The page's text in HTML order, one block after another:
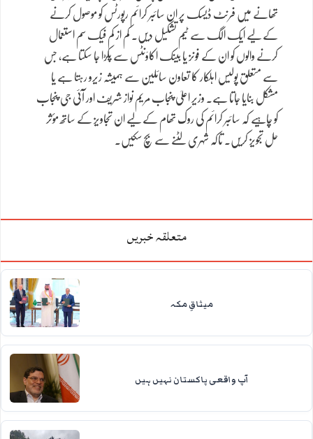
تھانے میں فرنٹ ڈیسک پر ان سائبر کرائم رپورٹس کو موصول کرنے
کے لیے ایک الگ سے ٹیم تشکیل دیں۔ کم از کم فیک سم استعمال
کرنے والوں کو ان کے فونز یا بینک اکاؤنٹس سے پکڑا جا سکتا ہے، جس
سے متعلق پولیس اہلکار کا تعاون سائلین سے ہمیشہ زیرو رہتا ہے یا
مشکل بنایا جاتا ہے۔ وزیر اعلیٰ پنجاب مریم نواز شریف اور آئی جی پنجاب
کو چاہیے کہ سائبر کرائم کی روک تھام کے لیے ان تجاویز کے ساتھ مؤثر
حل تجویز کریں۔ تاکہ شہری لٹنے سے بچ سکیں۔
متعلقہ خبریں
میثاقِ مکہ
آپ واقعی پاکستان نہیں ہیں